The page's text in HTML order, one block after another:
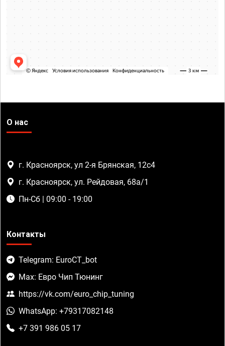
О нас
г. Красноярск, ул 2-я Брянская, 12с4
г. Красноярск, ул. Рейдовая, 68а/1
Пн-Сб | 09:00 - 19:00
Контакты
Telegram: EuroCT_bot
Max: Евро Чип Тюнинг
https://vk.com/euro_chip_tuning
WhatsApp: +79317082148
+7 391 986 05 17